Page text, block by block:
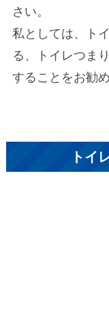
さい。
私としては、ト
る、トイレつま
することをお勧
トイ